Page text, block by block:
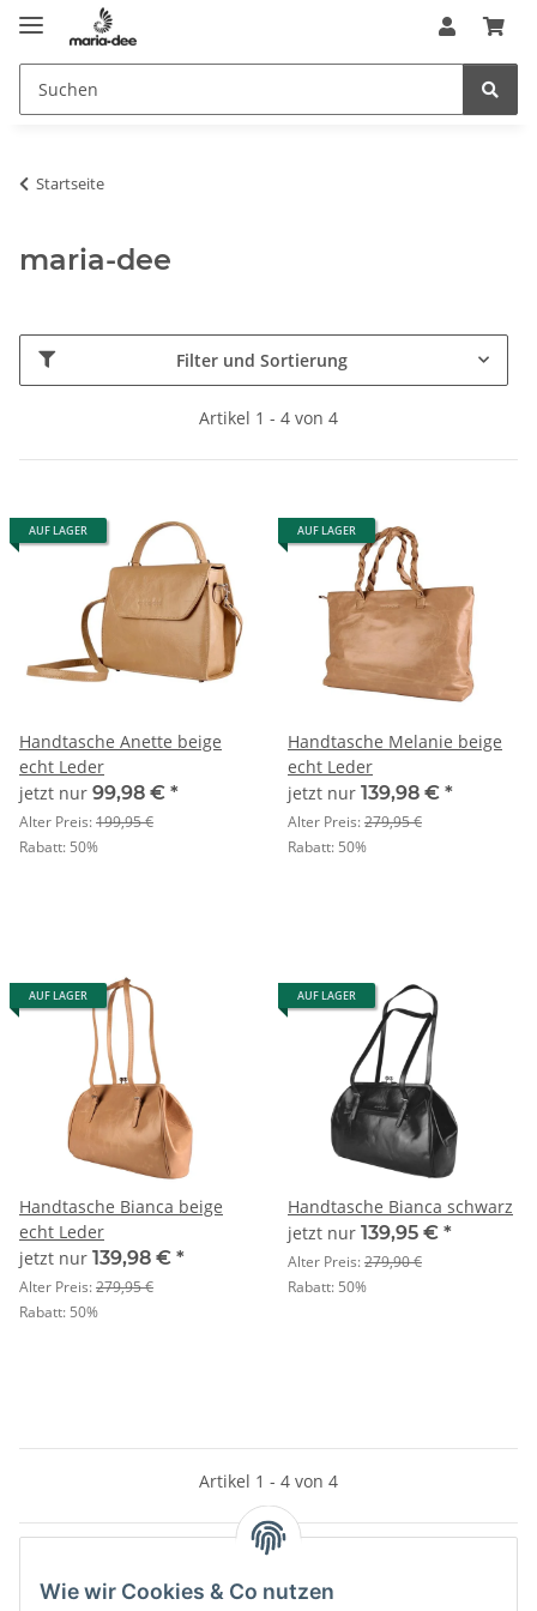
Wie wir Cookies & Co nutzen
Startseite
maria-dee
Filter und Sortierung
Artikel 1 - 4 von 4
AUF LAGER
Handtasche Anette beige
echt Leder
jetzt nur 99,98 € *
Alter Preis:199,95 €
Rabatt: 50%
AUF LAGER
Handtasche Melanie beige
echt Leder
jetzt nur 139,98 € *
Alter Preis:279,95 €
Rabatt: 50%
AUF LAGER
Handtasche Bianca beige
echt Leder
jetzt nur 139,98 € *
Alter Preis:279,95 €
Rabatt: 50%
AUF LAGER
Handtasche Bianca schwarz
jetzt nur 139,95 € *
Alter Preis:279,90 €
Rabatt: 50%
Artikel 1 - 4 von 4